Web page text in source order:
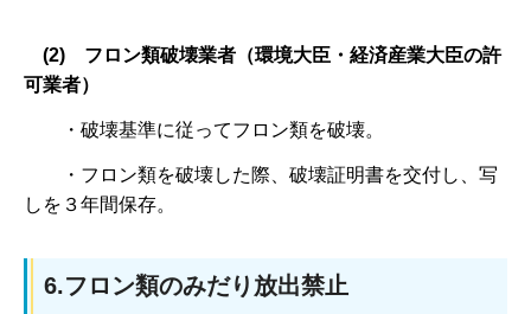
(2) フロン類破壊業者（環境大臣・経済産業大臣の許
可業者）
・破壊基準に従ってフロン類を破壊。
・フロン類を破壊した際、破壊証明書を交付し、写
しを３年間保存。
6.フロン類のみだり放出禁止